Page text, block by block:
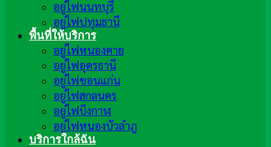
อยู่ไฟนนทบุรี
อยู่ไฟปทุมธานี
พื้นที่ให้บริการ
อยู่ไฟหนองคาย
อยู่ไฟอุดรธานี
อยู่ไฟขอนแก่น
อยู่ไฟสกลนคร
อยู่ไฟบึงกาฬ
อยู่ไฟหนองบัวลำภู
บริการใกล้ฉัน